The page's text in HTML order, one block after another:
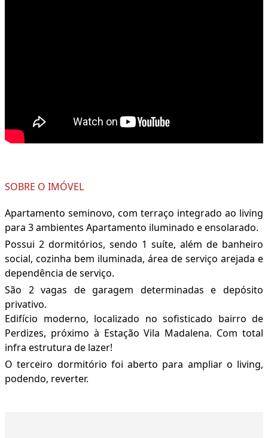
SOBRE O IMÓVEL
Apartamento seminovo, com terraço integrado ao living
para 3 ambientes Apartamento iluminado e ensolarado.
Possui 2 dormitórios, sendo 1 suíte, além de banheiro
social, cozinha bem iluminada, área de serviço arejada e
dependência de serviço.
São 2 vagas de garagem determinadas e depósito
privativo.
Edifício moderno, localizado no sofisticado bairro de
Perdizes, próximo à Estação Vila Madalena. Com total
infra estrutura de lazer!
O terceiro dormitório foi aberto para ampliar o living,
podendo, reverter.